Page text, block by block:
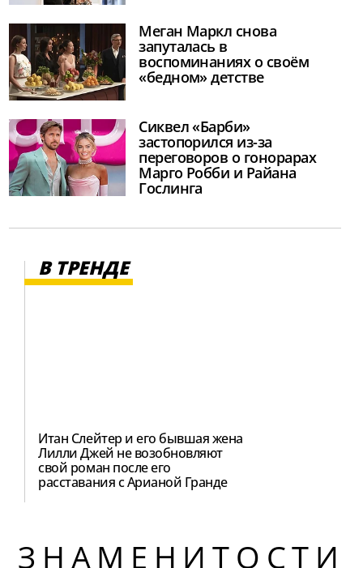
Меган Маркл снова
запуталась в
воспоминаниях о своём
«бедном» детстве
Сиквел «Барби»
застопорился из-за
переговоров о гонорарах
Марго Робби и Райана
Гослинга
В ТРЕНДЕ
Итан Слейтер и его бывшая жена
Лилли Джей не возобновляют
свой роман после его
расставания с Арианой Гранде
ЗНАМЕНИТОСТИ